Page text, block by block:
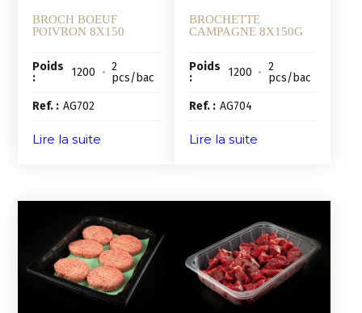
BROCH BOEUF
POIVRON 8X150
Poids
:
1200 • 2
pcs/bac
Ref. : AG702
Lire la suite
BROCHETTE
CAMPAGNE 8X150G
Poids
:
1200 • 2
pcs/bac
Ref. : AG704
Lire la suite